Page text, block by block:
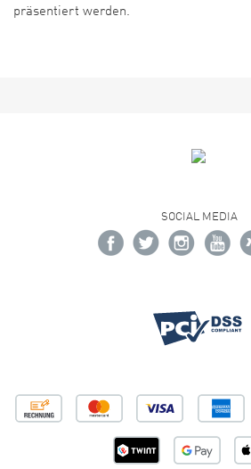
präsentiert werden.
SOCIAL MEDIA